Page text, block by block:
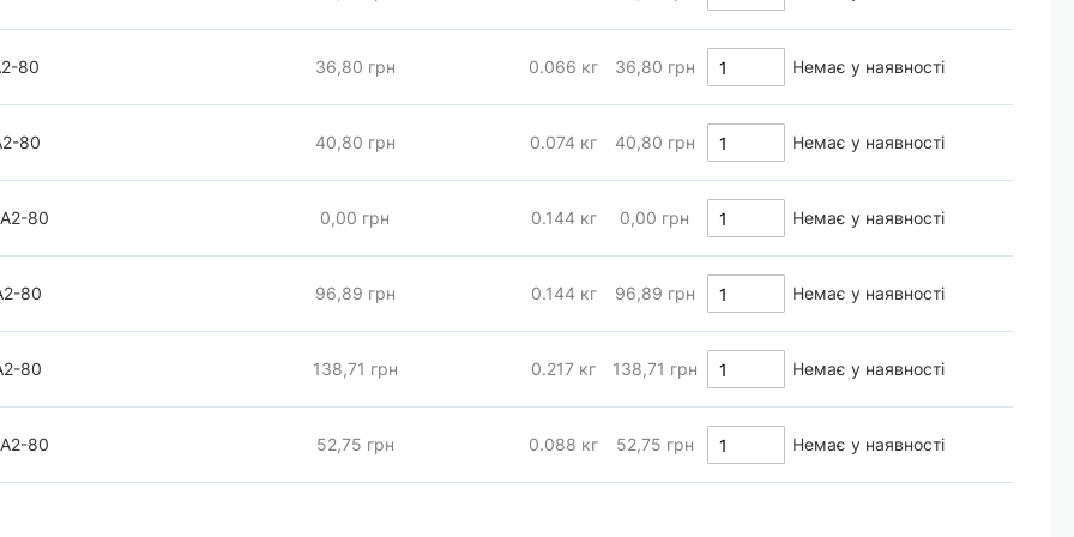
80 36,80 грн 0.066 кг 36,80 грн Немає у наявності
80 40,80 грн 0.074 кг 40,80 грн Немає у наявності
80 0,00 грн 0.144 кг 0,00 грн Немає у наявності
80 96,89 грн 0.144 кг 96,89 грн Немає у наявності
80 138,71 грн 0.217 кг 138,71 грн Немає у наявності
80 52,75 грн 0.088 кг 52,75 грн Немає у наявності